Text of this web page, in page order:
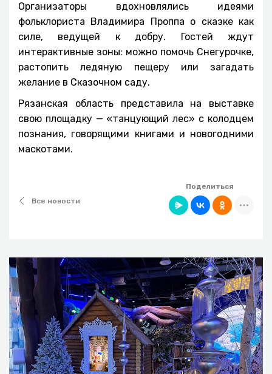
Организаторы вдохновлялись идеями
фольклориста Владимира Проппа о сказке как
силе, ведущей к добру. Гостей ждут
интерактивные зоны: можно помочь Снегурочке,
растопить ледяную пещеру или загадать
желание в Сказочном саду.
Рязанская область представила на выставке
свою площадку — «танцующий лес» с колодцем
познания, говорящими книгами и новогодними
маскотами.
Все новости
Поделиться